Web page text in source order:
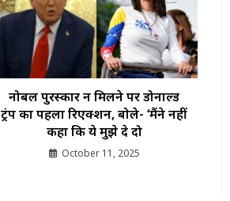
नोबल पुरस्कार न मिलने पर डोनाल्ड
ट्रंप का पहला रिएक्शन, बोले- ‘मैंने नहीं
कहा कि ये मुझे दे दो
October 11, 2025